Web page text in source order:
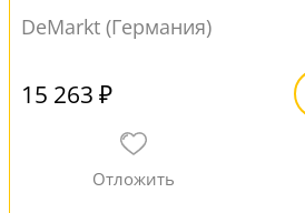
DeMarkt (Германия)
15 263 ₽